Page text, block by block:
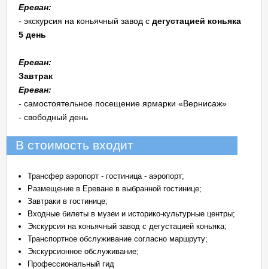
Ереван:
- экскурсия на коньячный завод с дегустацией коньяка
5 день
Ереван:
Завтрак
Ереван:
- самостоятельное посещение ярмарки «Вернисаж»
- свободный день
В стоимость входит
Трансфер аэропорт - гостиница - аэропорт;
Размещение в Ереване в выбранной гостинице;
Завтраки в гостинице;
Входные билеты в музеи и историко-культурные центры;
Экскурсия на коньячный завод с дегустацией коньяка;
Транспортное обслуживание согласно маршруту;
Экскурсионное обслуживание;
Профессиональный гид